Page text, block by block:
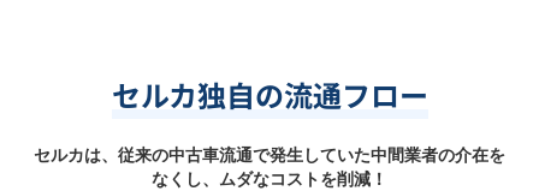
セルカ独自の流通フロー
セルカは、従来の中古車流通で発生していた中間業者の介在を
なくし、ムダなコストを削減！